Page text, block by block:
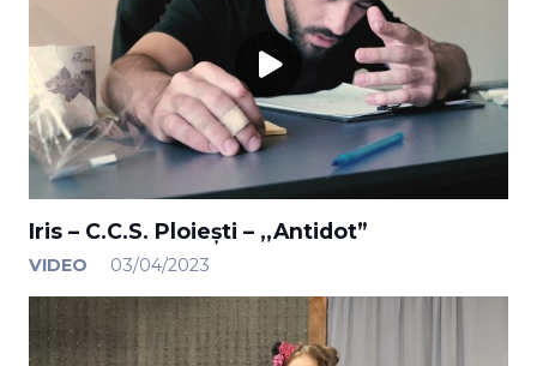
Iris – C.C.S. Ploiești – ,,Antidot”
VIDEO 03/04/2023